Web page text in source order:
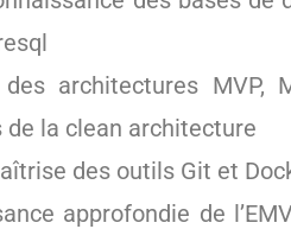
architectures MVP,
de la clean architecture
des outils Git et
approfondie de